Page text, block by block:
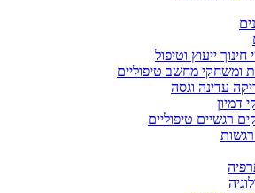
חינוך ייעוץ וטיפול
ומשחקי מחשב טיפוליים
עדינה וגסה
דמיון
רגשיים טיפוליים